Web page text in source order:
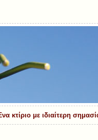
κτίριο με ιδιαίτερη